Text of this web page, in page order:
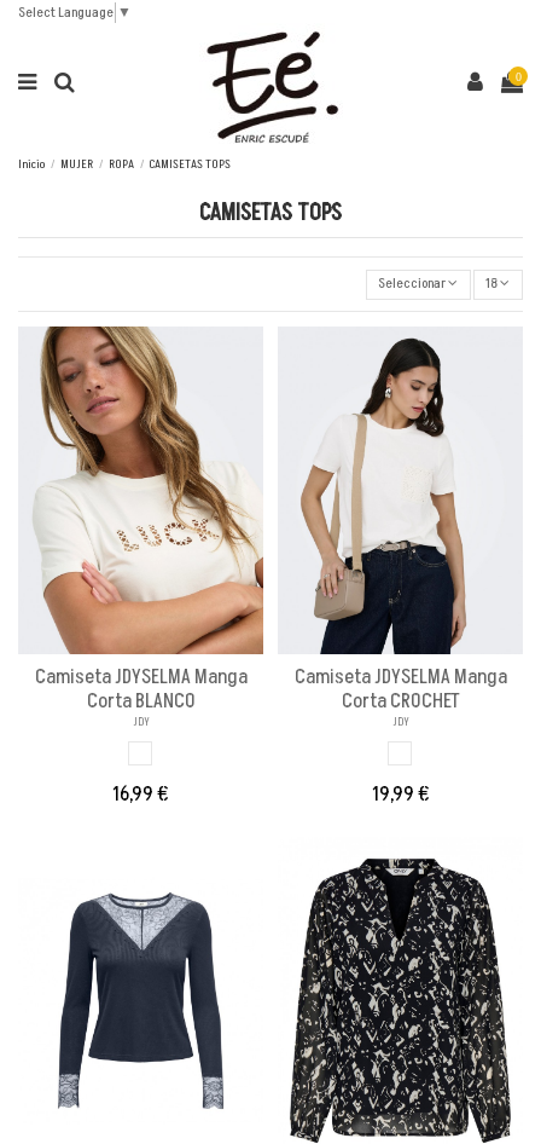
Select Language ▼
0
Inicio MUJER ROPA CAMISETAS TOPS
CAMISETAS TOPS
Seleccionar 18
Camiseta JDYSELMA Manga
Corta BLANCO
JDY
16,99 €
Camiseta JDYSELMA Manga
Corta CROCHET
JDY
19,99 €